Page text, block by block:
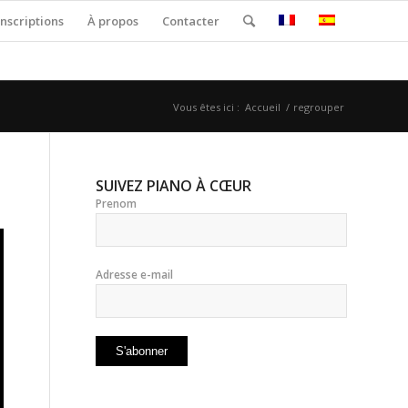
À propos Contacter
Vous êtes ici : Accueil / regrouper
SUIVEZ PIANO À CŒUR
Prenom
Adresse e-mail